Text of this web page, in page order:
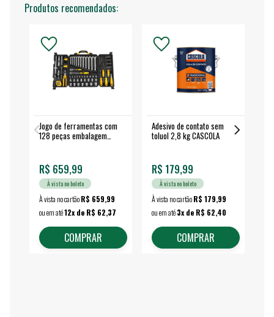
Produtos recomendados:
Jogo de ferramentas com
128 peças embalagem
R$ 659,99
À vista no boleto
À vista no cartãoR$ 659,99
ou em até12x de R$ 62,37
COMPRAR
Adesivo de contato sem
toluol 2,8 kg CASCOLA
R$ 179,99
À vista no boleto
À vista no cartãoR$ 179,99
ou em até3x de R$ 62,40
COMPRAR